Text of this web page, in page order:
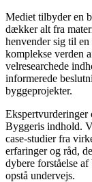
Mediet tilbyder en
dækker alt fra
henvender sig til
komplekse verden
velresearchede
informerede
byggeprojekter.
Ekspertvurderinger
Byggeris indhold.
case-studier fra
erfaringer og råd,
dybere forståelse
opstå undervejs.